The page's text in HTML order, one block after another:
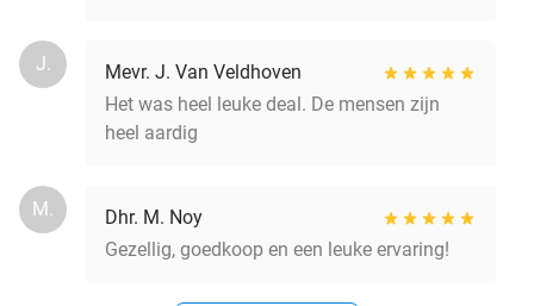
J.
Mevr. J. Van Veldhoven
Het was heel leuke deal. De mensen zijn
heel aardig
M.
Dhr. M. Noy
Gezellig, goedkoop en een leuke ervaring!